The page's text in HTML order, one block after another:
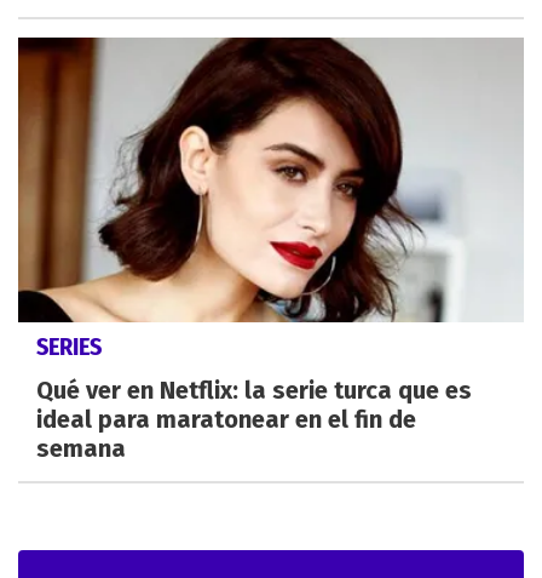
SERIES
Qué ver en Netflix: la serie turca que es
ideal para maratonear en el fin de
semana